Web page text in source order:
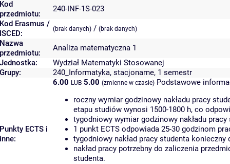
Kod
przedmiotu:
240-INF-1S-023
Kod Erasmus /
ISCED:
(brak danych) / (brak danych)
Nazwa
przedmiotu:
Analiza matematyczna 1
Jednostka:
Wydział Matematyki Stosowanej
Grupy:
240_Informatyka, stacjonarne, 1 semestr
Punkty ECTS i
inne:
6.00 LUB 5.00 (zmienne w czasie) Podstawowe
roczny wymiar godzinowy nakładu pracy
etapu studiów wynosi 1500-1800 h, co
tygodniowy wymiar godzinowy nakładu
1 punkt ECTS odpowiada 25-30 godzinom
tygodniowy nakład pracy studenta
nakład pracy potrzebny do zaliczenia
studenta.